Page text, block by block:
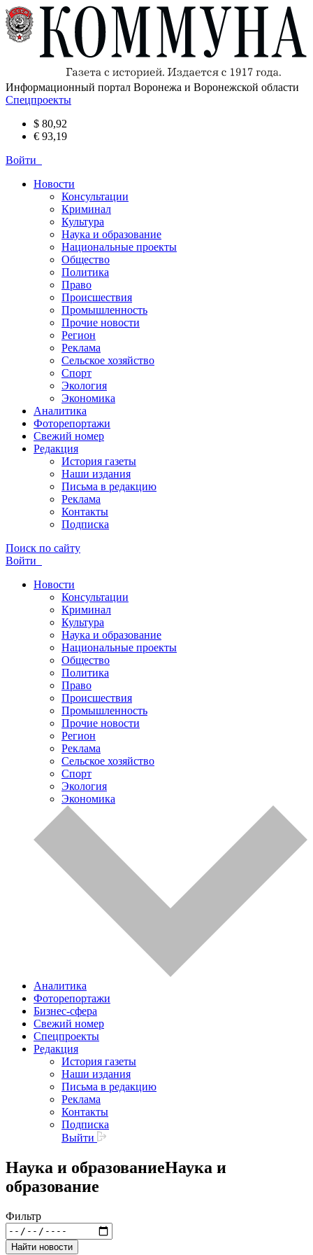
Информационный портал Воронежа и Воронежской области
Спецпроекты
$ 80,92
€ 93,19
Войти
Новости
Консультации
Криминал
Культура
Наука и образование
Национальные проекты
Общество
Политика
Право
Происшествия
Промышленность
Прочие новости
Регион
Реклама
Сельское хозяйство
Спорт
Экология
Экономика
Аналитика
Фоторепортажи
Свежий номер
Редакция
История газеты
Наши издания
Письма в редакцию
Реклама
Контакты
Подписка
Поиск по сайту
Войти
Новости
Консультации
Криминал
Культура
Наука и образование
Национальные проекты
Общество
Политика
Право
Происшествия
Промышленность
Прочие новости
Регион
Реклама
Сельское хозяйство
Спорт
Экология
Экономика
Аналитика
Фоторепортажи
Бизнес-сфера
Свежий номер
Спецпроекты
Редакция
История газеты
Наши издания
Письма в редакцию
Реклама
Контакты
Подписка
Выйти
Наука и образованиеНаука и
образование
Фильтр
Найти новости